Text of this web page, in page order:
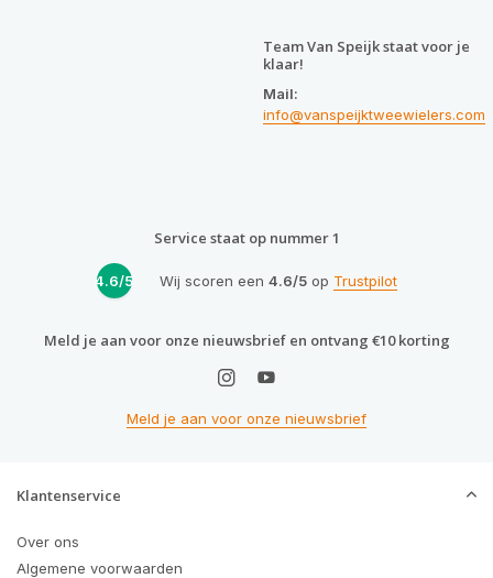
Team Van Speijk staat voor je
klaar!
Mail:
info@vanspeijktweewielers.com
Service staat op nummer 1
4.6/5 Wij scoren een 4.6/5op Trustpilot
Meld je aan voor onze nieuwsbrief en ontvang €10 korting
Meld je aan voor onze nieuwsbrief
Klantenservice
Over ons
Algemene voorwaarden